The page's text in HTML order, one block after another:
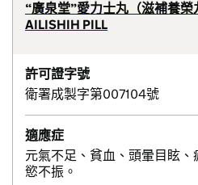
“廣泉堂”愛力士丸（滋補養榮
AILISHIH PILL
許可證字號
衛署成製字第007104號
適應症
元氣不足、貧血、頭暈目眩
慾不振。